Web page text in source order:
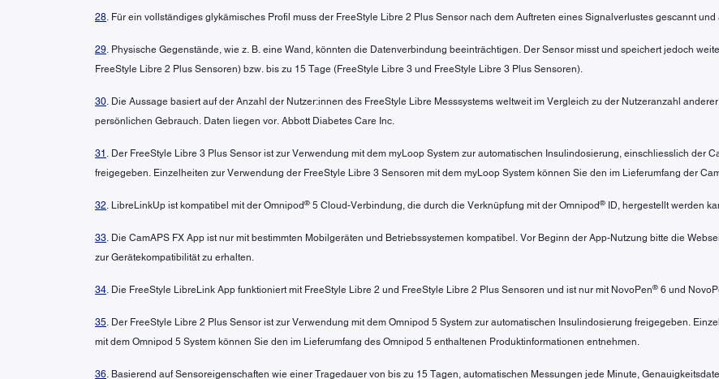
28. Für ein vollständiges glykämisches Profil muss der FreeStyle Libre 2 Plus Sensor nach dem Auftreten eines Signalverlustes gescannt
29. Physische Gegenstände, wie z. B. eine Wand, könnten die Datenverbindung beeinträchtigen. Der Sensor misst und speichert jedoch
FreeStyle Libre 2 Plus Sensoren) bzw. bis zu 15 Tage (FreeStyle Libre 3 und FreeStyle Libre 3 Plus Sensoren).
30. Die Aussage basiert auf der Anzahl der Nutzer:innen des FreeStyle Libre Messsystems weltweit im Vergleich zu der Nutzeranzahl
persönlichen Gebrauch. Daten liegen vor. Abbott Diabetes Care Inc.
31 . Der FreeStyle Libre 3 Plus Sensor ist zur Verwendung mit dem myLoop System zur automatischen Insulindosierung, einschliesslich der
freigegeben. Einzelheiten zur Verwendung der FreeStyle Libre 3 Sensoren mit dem myLoop System können Sie den im Lieferumfang der
32. LibreLinkUp ist kompatibel mit der Omnipod® 5 Cloud-Verbindung, die durch die Verknüpfung mit der Omnipod® ID, hergestellt werden
33. Die CamAPS FX App ist nur mit bestimmten Mobilgeräten und Betriebssystemen kompatibel. Vor Beginn der App-Nutzung bitte die
zur Gerätekompatibilität zu erhalten.
34. Die FreeStyle LibreLink App funktioniert mit FreeStyle Libre 2 und FreeStyle Libre 2 Plus Sensoren und ist nur mit NovoPen® 6 und
35. Der FreeStyle Libre 2 Plus Sensor ist zur Verwendung mit dem Omnipod 5 System zur automatischen Insulindosierung freigegeben.
mit dem Omnipod 5 System können Sie den im Lieferumfang des Omnipod 5 enthaltenen Produktinformationen entnehmen.
36. Basierend auf Sensoreigenschaften wie einer Tragedauer von bis zu 15 Tagen, automatischen Messungen jede Minute,